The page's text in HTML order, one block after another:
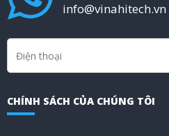
info@vinahitech.vn
CHÍNH SÁCH CỦA CHÚNG TÔI